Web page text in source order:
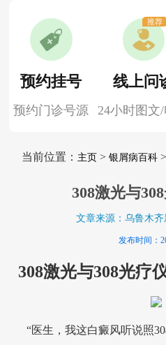
预约挂号
预约门诊号源
线上问
24小时图文
推荐
当前位置： 主页> 银屑病百科>
308激光与
文章来源：乌鲁木
发布时间：
308激光与308光疗
“医生，我这白癜风听说照